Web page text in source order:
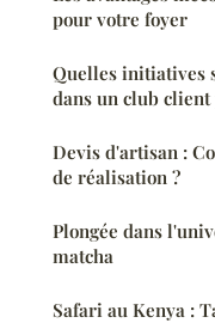
pour votre foyer
Quelles initiatives
dans un club
Devis d'artisan :
de réalisation ?
Plongée dans
matcha
Safari au Kenya :